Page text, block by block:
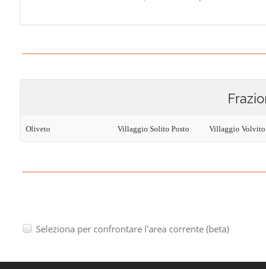
Oliveto Villaggio Solito Posto Villaggio Volvito
Seleziona per confrontare l'area corrente (beta)